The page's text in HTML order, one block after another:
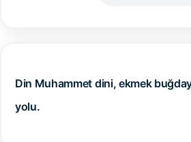
Din Muhammet dini, ekmek
yolu.